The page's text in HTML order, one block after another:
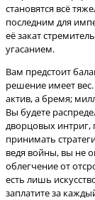
становятся всё
последним для
её закат
Вам предстоит
решение имеет
актив, а бремя;
Вы будете
дворцовых интриг,
принимать
ведя войны, вы не
облегчение от
есть лишь
заплатите за